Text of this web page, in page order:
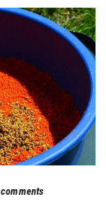
comments